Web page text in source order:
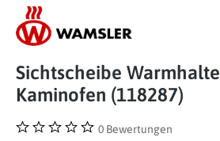
Sichtscheibe
Kaminofen (118287)
0 Bewertungen